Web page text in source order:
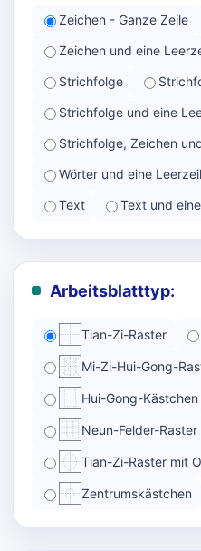
Zeichen - Ganze Zeile
Zeichen und eine
Strichfolge
Strichfolge und eine
Strichfolge, Zeichen
Wörter und eine
Text
Text und
Arbeitsblatttyp:
Tian-Zi-Raster
Mi-Zi-Hui-Gong-
Hui-Gong-Kästchen
Neun-Felder-Raster
Tian-Zi-Raster mit
Zentrumskästchen